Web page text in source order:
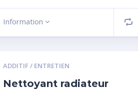
Information
ADDITIF / ENTRETIEN
Nettoyant radiateur